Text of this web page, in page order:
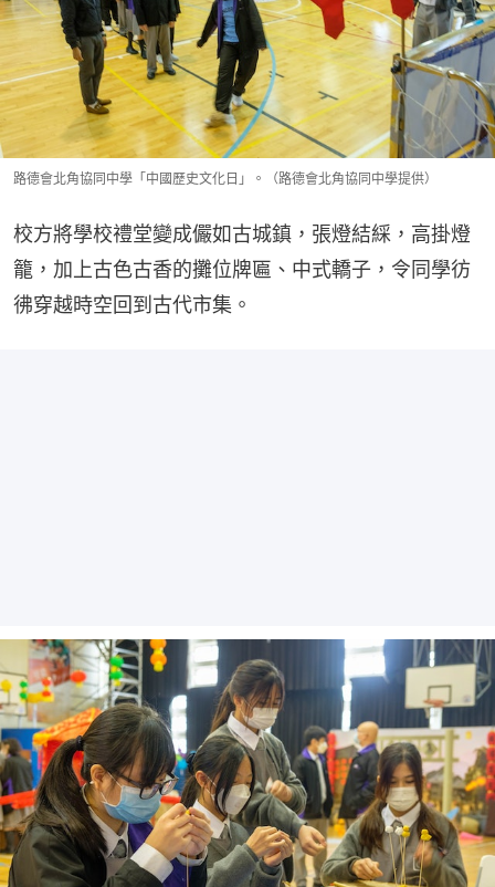
路德會北角協同中學「中國歷史文化日」。（路德會北角協同中學提供）
校方將學校禮堂變成儼如古城鎮，張燈結綵，高掛燈
籠，加上古色古香的攤位牌匾、中式轎子，令同學彷
彿穿越時空回到古代市集。